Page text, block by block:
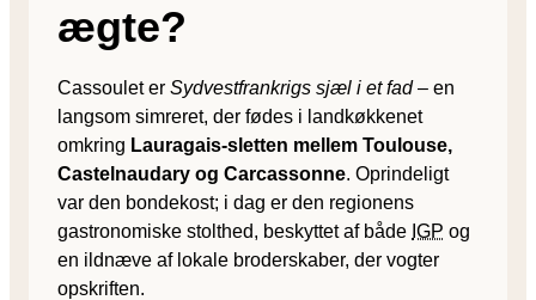
ægte?
Cassoulet er Sydvestfrankrigs sjæl i et fad– en
langsom simreret, der fødes i landkøkkenet
omkring Lauragais-sletten mellem Toulouse,
Castelnaudary og Carcassonne. Oprindeligt
var den bondekost; i dag er den regionens
gastronomiske stolthed, beskyttet af både IGP og
en ildnæve af lokale broderskaber, der vogter
opskriften.